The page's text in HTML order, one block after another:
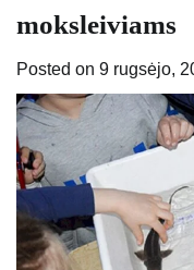
moksleiviams
Posted on 9 rugsėjo,